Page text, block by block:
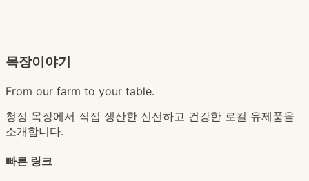
목장이야기
From our farm to your table.
청정 목장에서 직접 생산한 신선하고 건강한 로컬 유제품을
소개합니다.
빠른 링크